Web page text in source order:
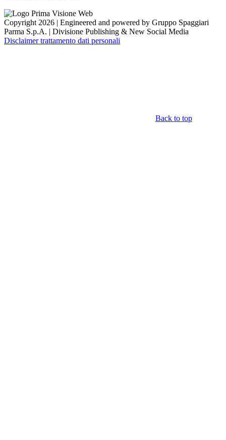
Copyright 2026 | Engineered and powered by Gruppo Spaggiari
Parma S.p.A. | Divisione Publishing & New Social Media
Disclaimer trattamento dati personali
Back to top